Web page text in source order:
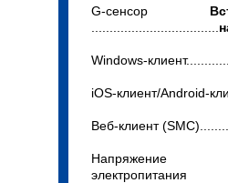
G-сенсор
Windows-
iOS-клиент/Android-
Bеб-клиент
Напряжение